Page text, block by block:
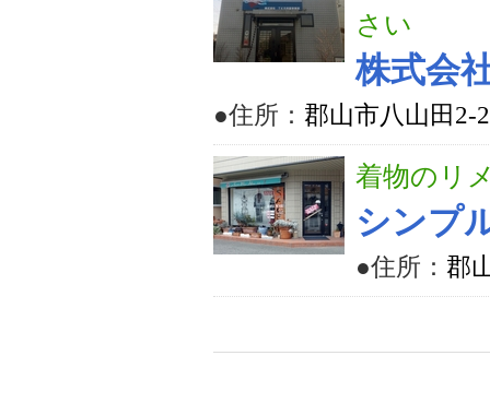
さい
株式会
●住所： 郡山市八山田2-
着物のリ
シンプ
●住所： 郡